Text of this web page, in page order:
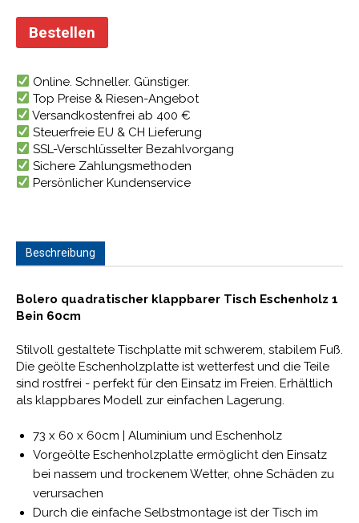
war:
168,97 €
Bestellen
Online. Schneller. Günstiger.
Top Preise & Riesen-Angebot
Versandkostenfrei ab 400 €
Steuerfreie EU & CH Lieferung
SSL-Verschlüsselter Bezahlvorgang
Sichere Zahlungsmethoden
Persönlicher Kundenservice
Beschreibung
Bolero quadratischer klappbarer Tisch Eschenholz 1
Bein 60cm
Stilvoll gestaltete Tischplatte mit schwerem, stabilem Fuß.
Die geölte Eschenholzplatte ist wetterfest und die Teile
sind rostfrei - perfekt für den Einsatz im Freien. Erhältlich
als klappbares Modell zur einfachen Lagerung.
73 x 60 x 60cm | Aluminium und Eschenholz
Vorgeölte Eschenholzplatte ermöglicht den Einsatz
bei nassem und trockenem Wetter, ohne Schäden zu
verursachen
Durch die einfache Selbstmontage ist der Tisch im